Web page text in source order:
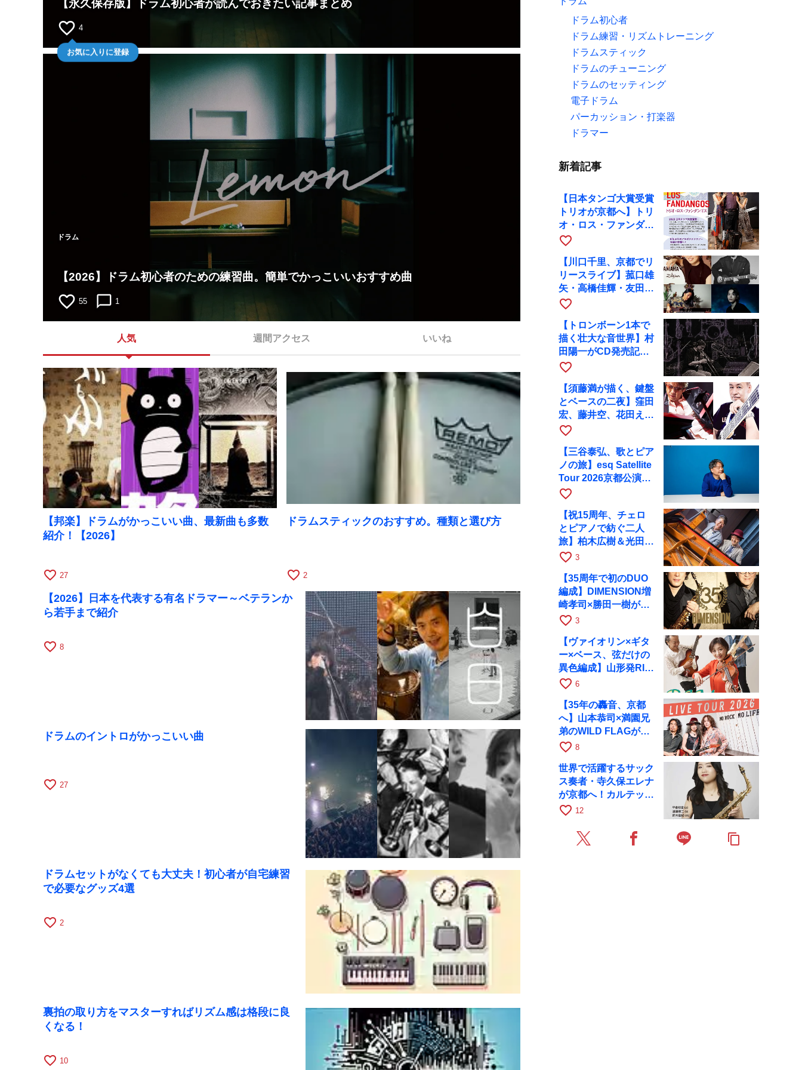
【永久保存版】ドラム初心者が読んでおきたい記事まとめ
favorite_border 4
お気に入りに登録
ドラム
【2026】ドラム初心者のための練習曲。簡単でかっこいいおすすめ曲
favorite_border 55 chat_bubble_outline 1
人気 週間アクセス いいね
【邦楽】ドラムがかっこいい曲、最新曲も多数
紹介！【2026】
favorite_border 27
ドラムスティックのおすすめ。種類と選び方
favorite_border 2
【2026】日本を代表する有名ドラマー～ベテランか
ら若手まで紹介
favorite_border 8
ドラムのイントロがかっこいい曲
favorite_border 27
ドラムセットがなくても大丈夫！初心者が自宅練習
で必要なグッズ4選
favorite_border 2
裏拍の取り方をマスターすればリズム感は格段に良
くなる！
favorite_border 10
ドラム初心者
ドラム練習・リズムトレーニング
ドラムスティック
ドラムのチューニング
ドラムのセッティング
電子ドラム
パーカッション・打楽器
ドラマー
新着記事
【日本タンゴ大賞受賞
トリオが京都へ】トリ
オ・ロス・ファンダン
ゴスが10月9日にRAG
favorite_border
【川口千里、京都でリ
リースライブ】菰口雄
矢・高橋佳輝・友田ジ
ュンと9月28日にRAG
favorite_border
【トロンボーン1本で
描く壮大な音世界】村
田陽一がCD発売記念
ツアーで9月4日に京
favorite_border
【須藤満が描く、鍵盤
とベースの二夜】窪田
宏、藤井空、花田えみ
と京都RAGで共演
favorite_border
【三谷泰弘、歌とピア
ノの旅】esq Satellite
Tour 2026京都公演を
10月に開催
favorite_border
【祝15周年、チェロ
とピアノで紡ぐ二人
旅】柏木広樹＆光田健
一が11月12日に京都
favorite_border 3
【35周年で初のDUO
編成】DIMENSION増
崎孝司×勝田一樹が10
月11日に京都RAGへ
favorite_border 3
【ヴァイオリン×ギタ
ー×ベース、弦だけの
異色編成】山形発RIM
が初全国ツアーで8月
favorite_border 6
【35年の轟音、京都
へ】山本恭司×満園兄
弟のWILD FLAGが8
月6日にRAGでライブ
favorite_border 8
世界で活躍するサック
ス奏者・寺久保エレナ
が京都へ！カルテッ
ト・ツアー京都公演を
favorite_border 12
content_copy